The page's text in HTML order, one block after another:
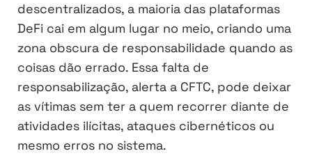
descentralizados, a maioria das plataformas
DeFi cai em algum lugar no meio, criando uma
zona obscura de responsabilidade quando as
coisas dão errado. Essa falta de
responsabilização, alerta a CFTC, pode deixar
as vítimas sem ter a quem recorrer diante de
atividades ilícitas, ataques cibernéticos ou
mesmo erros no sistema.